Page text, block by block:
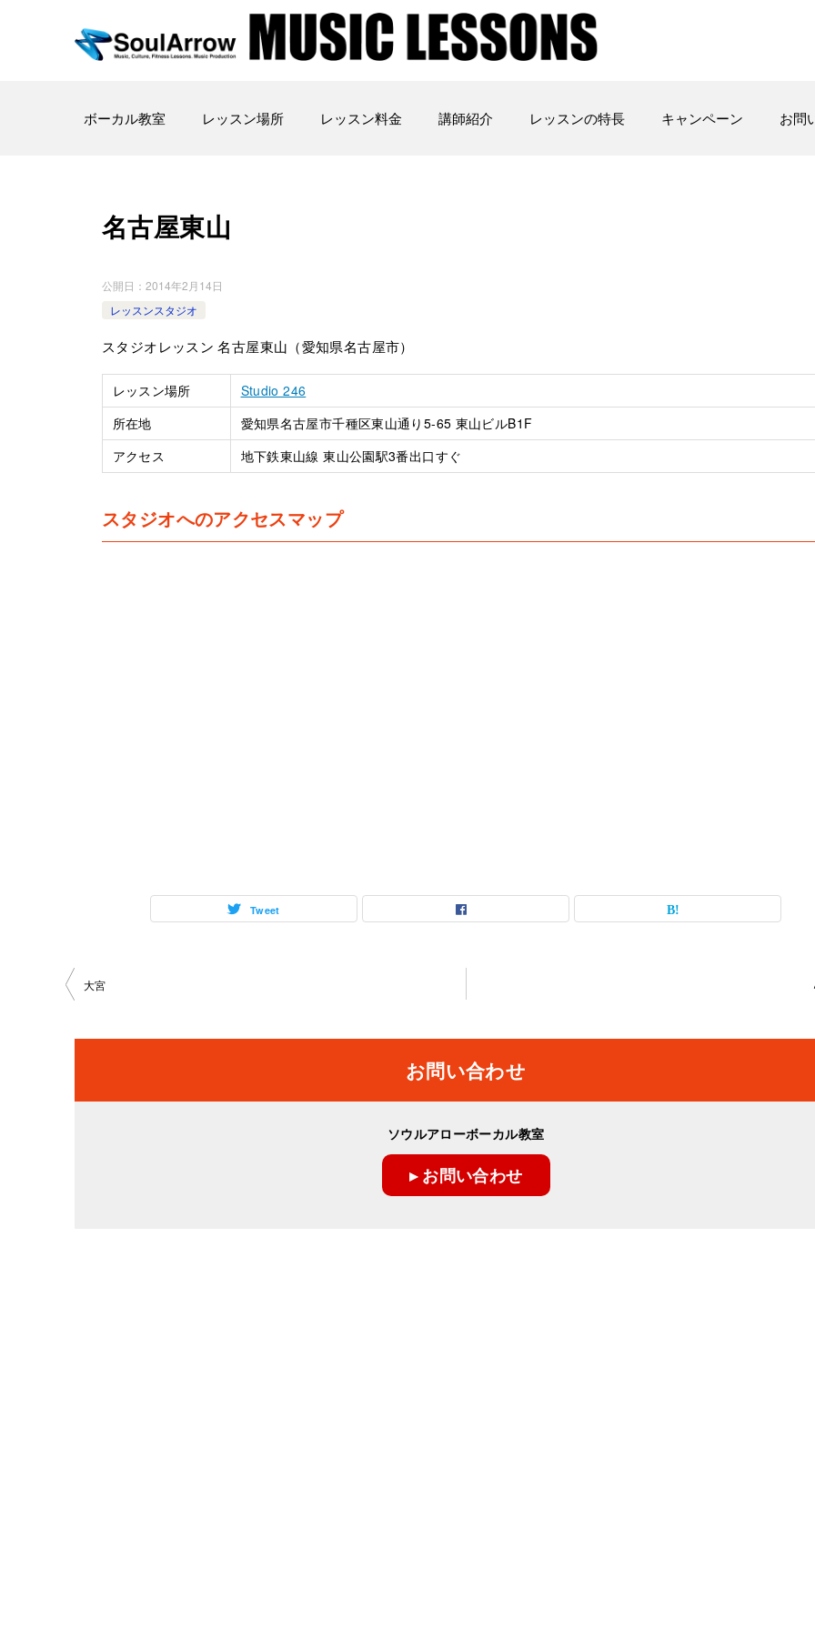
ボーカル教室 レッスン場所 レッスン料金 講師紹介 レッスンの特長 キャンペーン お問
名古屋東山
公開日： 2014年2月14日
レッスンスタジオ
スタジオレッスン 名古屋東山（愛知県名古屋市）
レッスン場所
Studio 246
所在地
愛知県名古屋市千種区東山通り5-65 東山ビルB1F
アクセス
地下鉄東山線 東山公園駅3番出口すぐ
スタジオへのアクセスマップ
Tweet
投
ビ
大宮
お問い合わせ
ソウルアローボーカル教室
▸ お問い合わせ